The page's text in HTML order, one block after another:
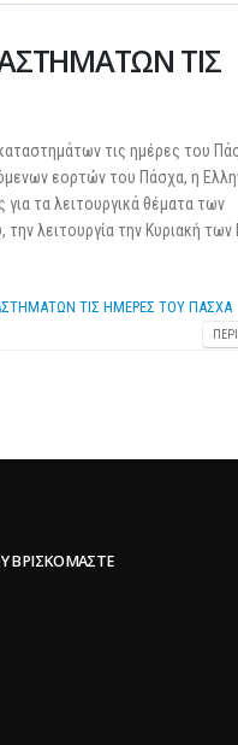
ΤΙΣ
τις ημέρες του
εορτών του Πάσχα, η
για τα λειτουργικά θέματα των
λειτουργία την Κυριακή των
ΤΙΣ ΗΜΕΡΕΣ ΤΟΥ ΠΑΣΧΑ
ΒΡΙΣΚΌΜΑΣΤΕ